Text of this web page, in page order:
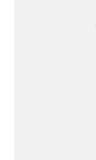
Fauteuils
Chaises
Chaises et